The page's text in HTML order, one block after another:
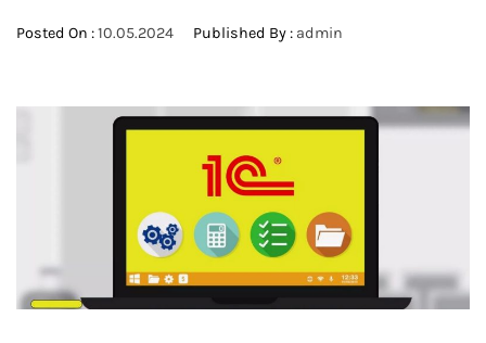
Posted On :10.05.2024 Published By : admin